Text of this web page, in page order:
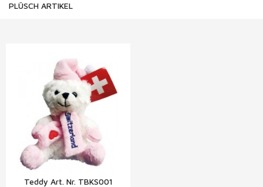
PLÜSCH ARTIKEL
Teddy Art. Nr. TBKS001